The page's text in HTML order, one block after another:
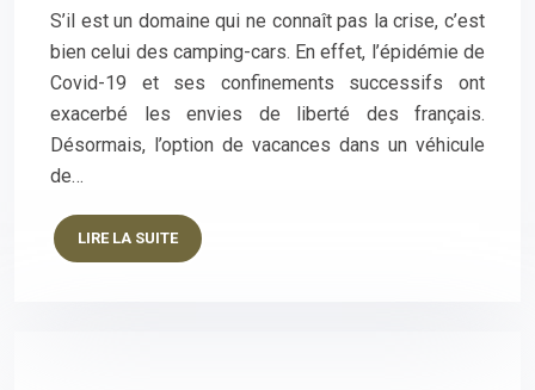
S’il est un domaine qui ne connaît pas la crise, c’est
bien celui des camping-cars. En effet, l’épidémie de
Covid-19 et ses confinements successifs ont
exacerbé les envies de liberté des français.
Désormais, l’option de vacances dans un véhicule
de…
LIRE LA SUITE